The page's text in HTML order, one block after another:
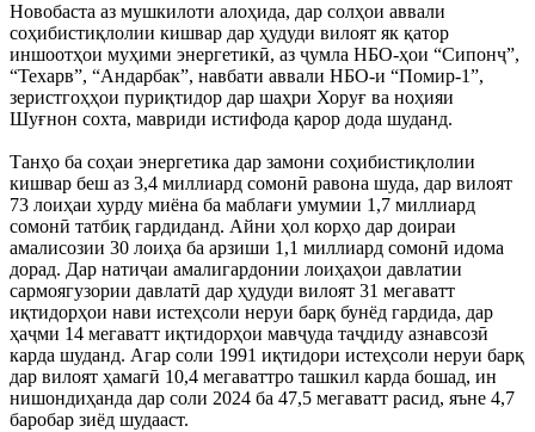
Новобаста аз мушкилоти алоҳида, дар солҳои аввали
соҳибистиқлолии кишвар дар ҳудуди вилоят як қатор
иншоотҳои муҳими энергетикӣ, аз ҷумла НБО-ҳои “Сипонҷ”,
“Техарв”, “Андарбак”, навбати аввали НБО-и “Помир-1”,
зеристгоҳҳои пуриқтидор дар шаҳри Хоруғ ва ноҳияи
Шуғнон сохта, мавриди истифода қарор дода шуданд.
Танҳо ба соҳаи энергетика дар замони соҳибистиқлолии
кишвар беш аз 3,4 миллиард сомонӣ равона шуда, дар вилоят
73 лоиҳаи хурду миёна ба маблағи умумии 1,7 миллиард
сомонӣ татбиқ гардиданд. Айни ҳол корҳо дар доираи
амалисозии 30 лоиҳа ба арзиши 1,1 миллиард сомонӣ идома
дорад. Дар натиҷаи амалигардонии лоиҳаҳои давлатии
сармоягузории давлатӣ дар ҳудуди вилоят 31 мегаватт
иқтидорҳои нави истеҳсоли неруи барқ бунёд гардида, дар
ҳаҷми 14 мегаватт иқтидорҳои мавҷуда таҷдиду азнавсозӣ
карда шуданд. Агар соли 1991 иқтидори истеҳсоли неруи барқ
дар вилоят ҳамагӣ 10,4 мегаваттро ташкил карда бошад, ин
нишондиҳанда дар соли 2024 ба 47,5 мегаватт расид, яъне 4,7
баробар зиёд шудааст.